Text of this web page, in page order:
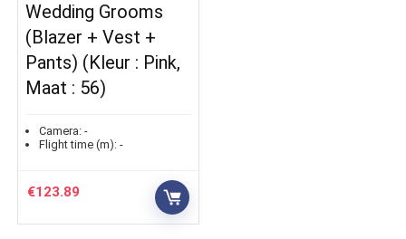
Wedding Grooms
(Blazer + Vest +
Pants) (Kleur : Pink,
Maat : 56)
Camera: -
Flight time (m): -
€123.89